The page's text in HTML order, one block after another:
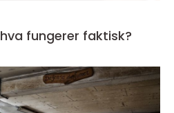
Hudoppstramming hva fungerer faktisk?